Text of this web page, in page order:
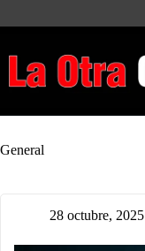
General
28 octubre, 2025